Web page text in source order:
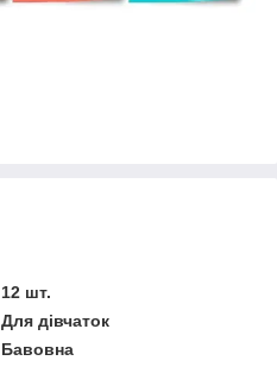
12 шт.
Для дівчаток
Бавовна